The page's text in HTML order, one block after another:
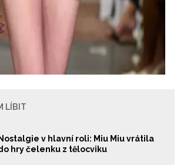
LÍBIT
v hlavní roli: Miu Miu vrátila
hry čelenku z tělocviku